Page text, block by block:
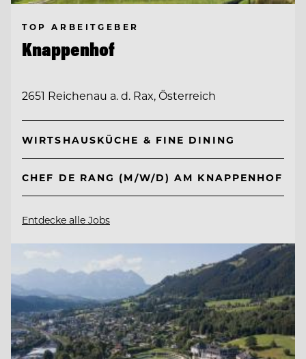
TOP ARBEITGEBER
Knappenhof
2651 Reichenau a. d. Rax, Österreich
WIRTSHAUSKÜCHE & FINE DINING
CHEF DE RANG (M/W/D) AM KNAPPENHOF
Entdecke alle Jobs